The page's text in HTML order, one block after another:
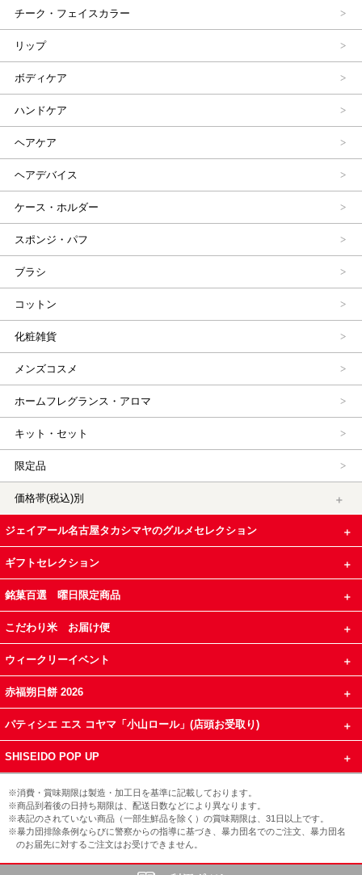
チーク・フェイスカラー
リップ
ボディケア
ハンドケア
ヘアケア
ヘアデバイス
ケース・ホルダー
スポンジ・パフ
ブラシ
コットン
化粧雑貨
メンズコスメ
ホームフレグランス・アロマ
キット・セット
限定品
価格帯(税込)別
ジェイアール名古屋タカシマヤのグルメセレクション
ギフトセレクション
銘菓百選 曜日限定商品
こだわり米 お届け便
ウィークリーイベント
赤福朔日餅 2026
パティシエ エス コヤマ「小山ロール」(店頭お受取り)
SHISEIDO POP UP
※消費・賞味期限は製造・加工日を基準に記載しております。
※商品到着後の日持ち期限は、配送日数などにより異なります。
※表記のされていない商品（一部生鮮品を除く）の賞味期限は、31日以上です。
※暴力団排除条例ならびに警察からの指導に基づき、暴力団名でのご注文、暴力団名
のお届先に対するご注文はお受けできません。